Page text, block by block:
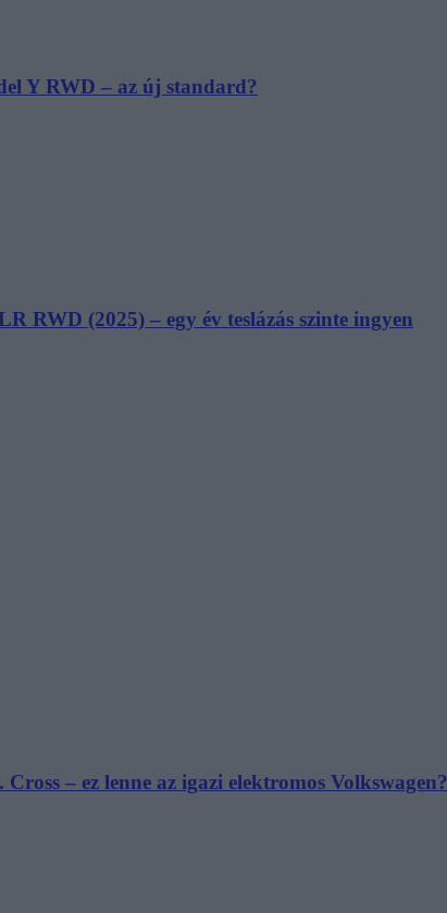
Y RWD – az új standard?
RWD (2025) – egy év teslázás szinte ingyen
– ez lenne az igazi elektromos Volkswagen?